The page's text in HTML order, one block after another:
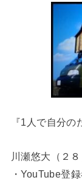
『1人で自分の
川瀬悠大（２８
・YouTube登